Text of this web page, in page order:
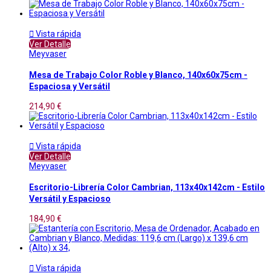
 Vista rápida
Ver Detalle
Meyvaser
Mesa de Trabajo Color Roble y Blanco, 140x60x75cm -
Espaciosa y Versátil
214,90 €
 Vista rápida
Ver Detalle
Meyvaser
Escritorio-Librería Color Cambrian, 113x40x142cm - Estilo
Versátil y Espacioso
184,90 €
 Vista rápida